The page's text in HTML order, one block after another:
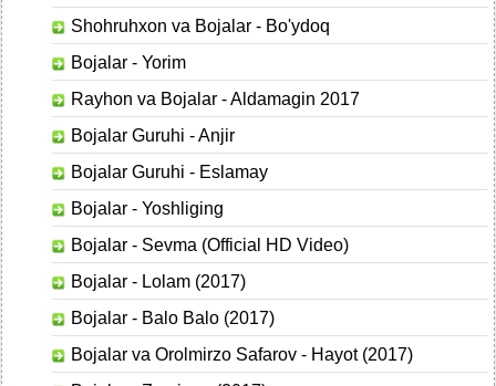
Shohruhxon va Bojalar - Bo'ydoq
Bojalar - Yorim
Rayhon va Bojalar - Aldamagin 2017
Bojalar Guruhi - Anjir
Bojalar Guruhi - Eslamay
Bojalar - Yoshliging
Bojalar - Sevma (Official HD Video)
Bojalar - Lolam (2017)
Bojalar - Balo Balo (2017)
Bojalar va Orolmirzo Safarov - Hayot (2017)